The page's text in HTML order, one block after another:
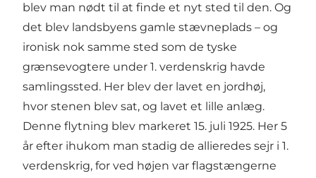
blev man nødt til at finde et nyt sted til den. Og
det blev landsbyens gamle stævneplads – og
ironisk nok samme sted som de tyske
grænsevogtere under 1. verdenskrig havde
samlingssted. Her blev der lavet en jordhøj,
hvor stenen blev sat, og lavet et lille anlæg.
Denne flytning blev markeret 15. juli 1925. Her 5
år efter ihukom man stadig de allieredes sejr i 1.
verdenskrig, for ved højen var flagstængerne